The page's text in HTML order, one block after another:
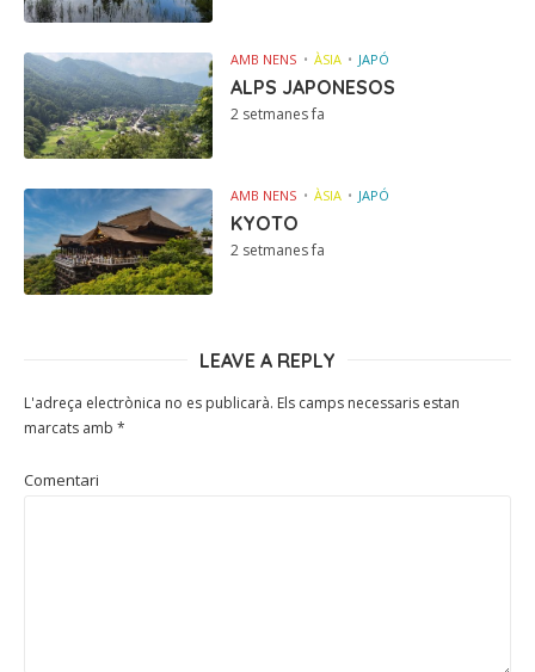
AMB NENS ÀSIA JAPÓ
ALPS JAPONESOS
2 setmanes fa
AMB NENS ÀSIA JAPÓ
KYOTO
2 setmanes fa
LEAVE A REPLY
L'adreça electrònica no es publicarà. Els camps necessaris estan
marcats amb *
Comentari